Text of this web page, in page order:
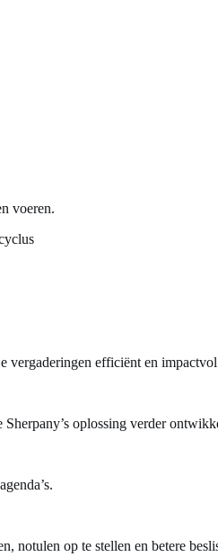
voeren.
efficiënt en
oplossing verder
notulen op te stellen en betere